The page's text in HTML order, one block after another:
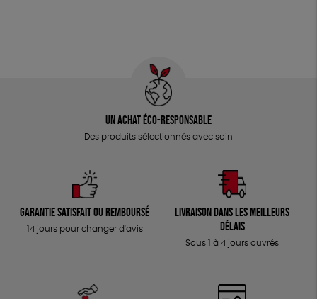
Un achat éco-responsable
Des produits sélectionnés avec soin
Garantie satisfait ou remboursé
14 jours pour changer d'avis
Livraison dans les meilleurs
délais
Sous 1 à 4 jours ouvrés